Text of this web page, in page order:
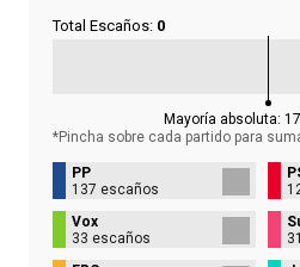
Total Escaños: 0
Mayoría absoluta:
*Pincha sobre cada partido para
PP
137 escaños
Vox
33 escaños